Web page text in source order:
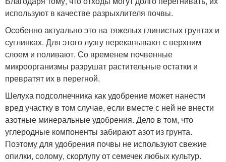
используют в качестве разрыхлителя почвы.
Особенно актуально это на тяжелых глинистых грунтах и
суглинках. Для этого лузгу перекапывают с верхним
слоем и поливают. Со временем почвенные
микроорганизмы разрушат растительные остатки и
превратят их в перегной.
Шелуха подсолнечника как удобрение может нанести
вред участку в том случае, если вместе с ней не внести
азотные минеральные удобрения. Дело в том, что
углеродные компоненты забирают азот из грунта.
Поэтому для удобрения почвы не используют свежие
опилки, солому, скорлупу от семечек любых культур.